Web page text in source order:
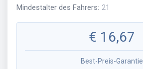
Mindestalter des Fahrers: 21
€ 16,67
Best-Preis-Garantie